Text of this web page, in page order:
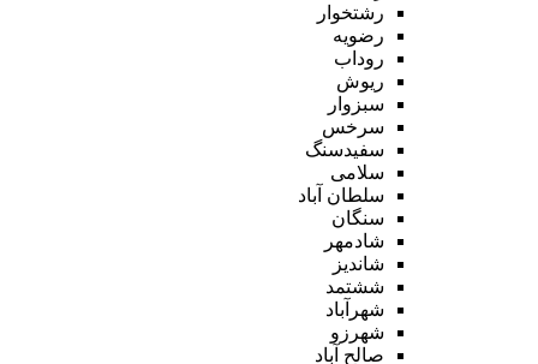
رشتخوار
رضویه
روداب
ریوش
سبزوار
سرخس
سفیدسنگ
سلامی
سلطان آباد
سنگان
شادمهر
شاندیز
ششتمد
شهرآباد
شهرزو
صالح آباد